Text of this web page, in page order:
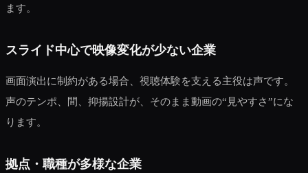
ます。
スライド中心で映像変化が少ない企業
画面演出に制約がある場合、視聴体験を支える主役は声です。
声のテンポ、間、抑揚設計が、そのまま動画の“見やすさ”にな
ります。
拠点・職種が多様な企業